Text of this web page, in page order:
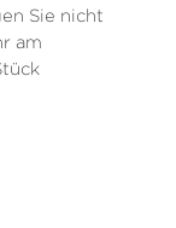
Sie nicht
am